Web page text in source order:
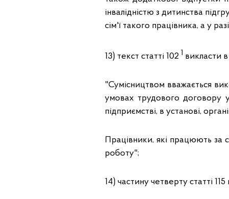
інвалідністю з дитинства
сім'ї такого працівника, а у
13) текст статті 102 1 викласти в
"Сумісництвом вважається
умовах трудового договору
підприємстві, в установі,
Працівники, які працюють за
роботу";
14) частину четверту статті